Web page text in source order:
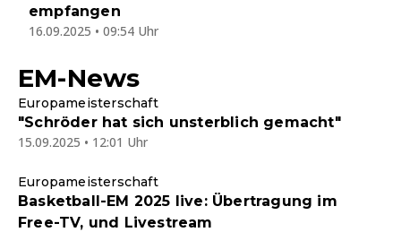
empfangen
16.09.2025 • 09:54 Uhr
EM-News
Europameisterschaft
"Schröder hat sich unsterblich gemacht"
15.09.2025 • 12:01 Uhr
Europameisterschaft
Basketball-EM 2025 live: Übertragung im
Free-TV, und Livestream